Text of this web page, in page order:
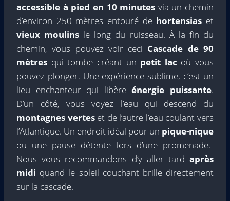
accessible à pied en 10 minutes via un chemin
d’environ 250 mètres entouré de hortensias et
vieux moulins le long du ruisseau. À la fin du
chemin, vous pouvez voir ceci Cascade de 90
mètres qui tombe créant un petit lac où vous
pouvez plonger. Une expérience sublime, c’est un
lieu enchanteur qui libèreénergie puissante.
D’un côté, vous voyez l’eau qui descend du
montagnes verteset de l’autre l’eau coulant vers
l’Atlantique. Un endroit idéal pour un pique-nique
ou une pause détente lors d’une promenade.
Nous vous recommandons d’y aller tard après
midi quand le soleil couchant brille directement
sur la cascade.